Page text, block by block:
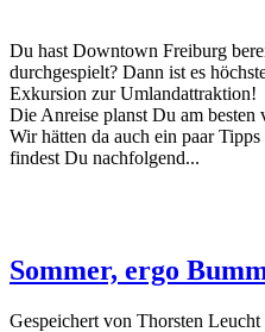
Du hast Downtown Freiburg
durchgespielt? Dann ist es
Exkursion zur Umlandattraktion!
Die Anreise planst Du am besten
Wir hätten da auch ein paar
findest Du nachfolgend...
Sommer, ergo
Gespeichert von Thorsten Leucht